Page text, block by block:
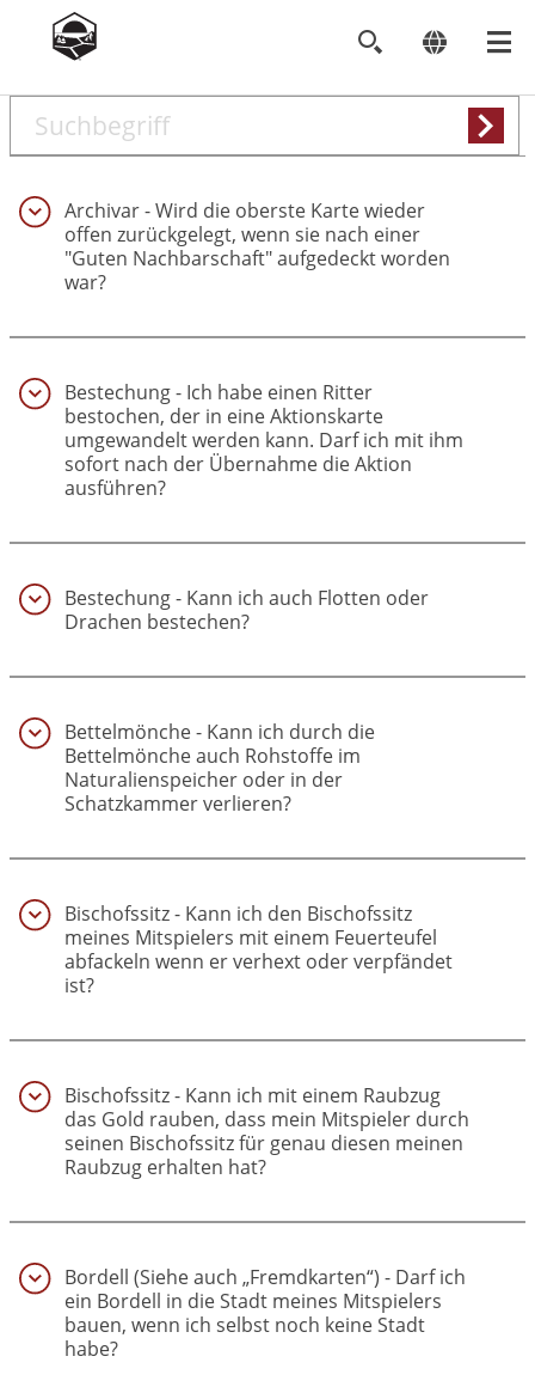
keywords
Archivar - Wird die oberste Karte wieder
offen zurückgelegt, wenn sie nach einer
"Guten Nachbarschaft" aufgedeckt worden
war?
Bestechung - Ich habe einen Ritter
bestochen, der in eine Aktionskarte
umgewandelt werden kann. Darf ich mit ihm
sofort nach der Übernahme die Aktion
ausführen?
Bestechung - Kann ich auch Flotten oder
Drachen bestechen?
Bettelmönche - Kann ich durch die
Bettelmönche auch Rohstoffe im
Naturalienspeicher oder in der
Schatzkammer verlieren?
Bischofssitz - Kann ich den Bischofssitz
meines Mitspielers mit einem Feuerteufel
abfackeln wenn er verhext oder verpfändet
ist?
Bischofssitz - Kann ich mit einem Raubzug
das Gold rauben, dass mein Mitspieler durch
seinen Bischofssitz für genau diesen meinen
Raubzug erhalten hat?
Bordell (Siehe auch „Fremdkarten“) - Darf ich
ein Bordell in die Stadt meines Mitspielers
bauen, wenn ich selbst noch keine Stadt
habe?